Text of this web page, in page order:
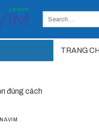
TRANG
đúng cách